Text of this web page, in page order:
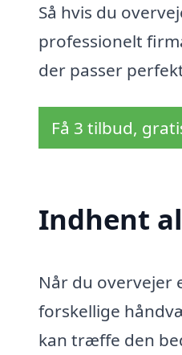
Så hvis du
professionelt
der passer
Få 3 tilbud,
Indhent
Når du overvejer
forskellige
kan træffe den